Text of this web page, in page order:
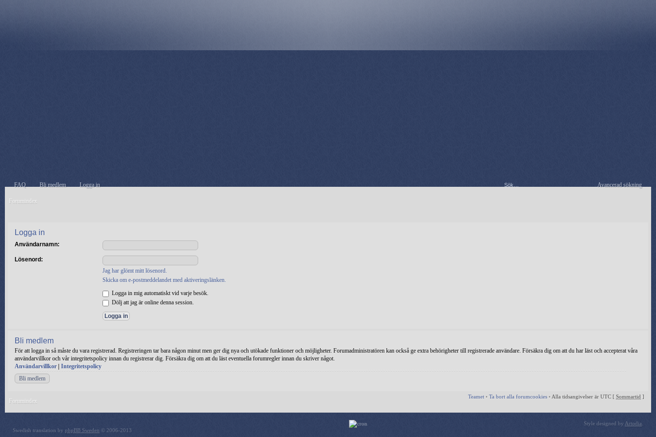
FAQ Bli medlem Logga in Avancerad sökning
Forumindex
Logga in
Användarnamn:
Lösenord:
Jag har glömt mitt lösenord.
Skicka om e-postmeddelandet med aktiveringslänken.
Logga in mig automatiskt vid varje besök.
Dölj att jag är online denna session.
Bli medlem
För att logga in så måste du vara registrerad. Registreringen tar bara någon minut men ger dig nya och utökade funktioner och möjligheter. Forumadministratören kan också ge extra behörigheter till registrerade användare. Försäkra dig om att du har läst och accepterat våra
användarvillkor och vår integritetspolicy innan du registrerar dig. Försäkra dig om att du läst eventuella forumregler innan du skriver något.
Användarvillkor
Integritetspolicy
Bli medlem
Teamet • Ta bort alla forumcookies • Alla tidsangivelser är UTC [ Sommartid ]
Forumindex
Swedish translation by phpBB Sweden © 2006-2013
Style designed by Artodia